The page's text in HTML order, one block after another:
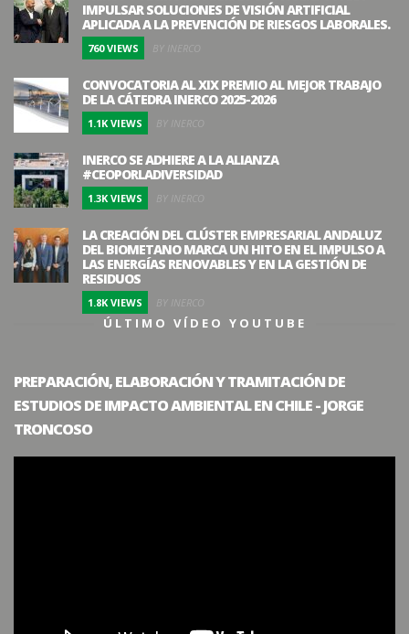
IMPULSAR SOLUCIONES DE VISIÓN ARTIFICIAL
APLICADA A LA PREVENCIÓN DE RIESGOS LABORALES.
760 VIEWS BY INERCO
CONVOCATORIA AL XIX PREMIO AL MEJOR TRABAJO
DE LA CÁTEDRA INERCO 2025-2026
1.1K VIEWS BY INERCO
INERCO SE ADHIERE A LA ALIANZA
#CEOPORLADIVERSIDAD
1.3K VIEWS BY INERCO
LA CREACIÓN DEL CLÚSTER EMPRESARIAL ANDALUZ
DEL BIOMETANO MARCA UN HITO EN EL IMPULSO A
LAS ENERGÍAS RENOVABLES Y EN LA GESTIÓN DE
RESIDUOS
1.8K VIEWS BY INERCO
ÚLTIMO VÍDEO YOUTUBE
PREPARACIÓN, ELABORACIÓN Y TRAMITACIÓN DE
ESTUDIOS DE IMPACTO AMBIENTAL EN CHILE - JORGE
TRONCOSO